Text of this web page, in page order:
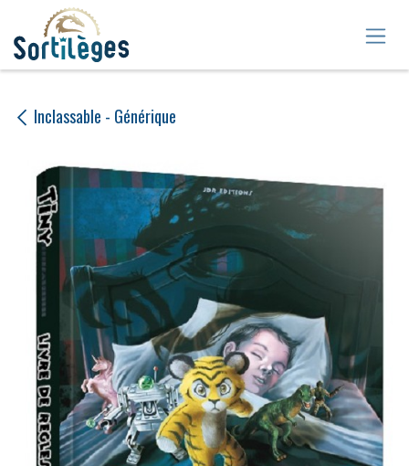
Se rendre au contenu
Inclassable - Générique